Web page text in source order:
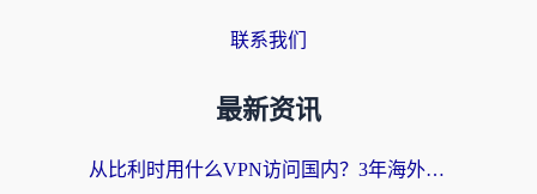
联系我们
最新资讯
从比利时用什么VPN访问国内？3年海外党亲测有效的无缝回国上网指南